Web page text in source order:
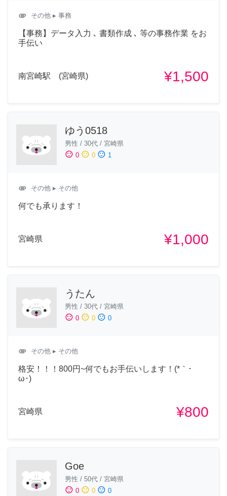
attachment その他 ▸ 事務
【事務】データ入力 ､ 書類作成 ､ 等の事務作業 をお
手伝い
南宮崎駅 (宮崎県) ¥1,500
ゆう0518
男性 / 30代 / 宮崎県
sentiment_satisfied 0 sentiment_neutral 0 sentiment_dissatisfied 1
attachment その他 ▸ その他
何でも承ります！
宮崎県 ¥1,000
うたん
男性 / 30代 / 宮崎県
sentiment_satisfied 0 sentiment_neutral 0 sentiment_dissatisfied 0
attachment その他 ▸ その他
格安！！！800円~何でもお手伝いします！(*｀･
ω･)ゞ
宮崎県 ¥800
Goe
男性 / 50代 / 宮崎県
sentiment_satisfied 0 sentiment_neutral 0 sentiment_dissatisfied 0